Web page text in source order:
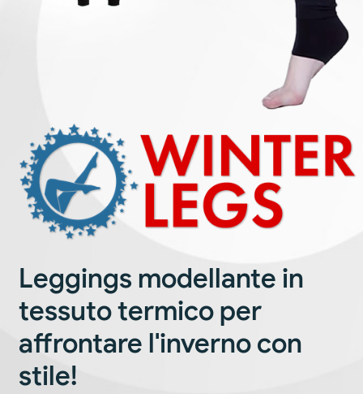
Leggings modellante in
tessuto termico per
affrontare l'inverno con
stile!